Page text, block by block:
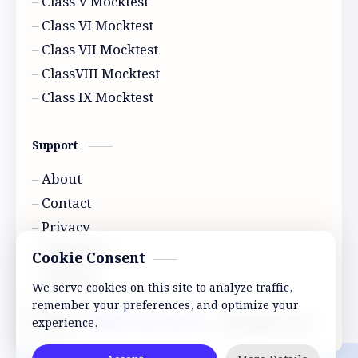
Class VI Mocktest
Class VII Mocktest
ClassVIII Mocktest
Class IX Mocktest
Support
About
Contact
Privacy
Disclaimer
© 2026‧ABVRP Education
Cookie Consent
We serve cookies on this site to analyze traffic,
remember your preferences, and optimize your
experience.